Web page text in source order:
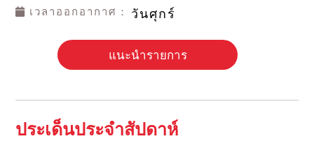
เวลาออกอากาศ： วันศุกร์
แนะนำรายการ
ประเด็นประจำสัปดาห์